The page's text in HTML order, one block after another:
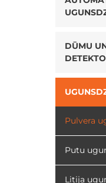
DŪMU
Pulvera
Putu
Litija